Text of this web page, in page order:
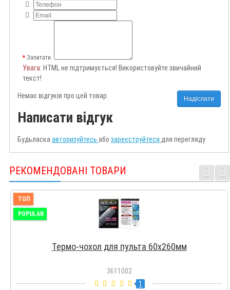
Запитати:
Увага: HTML не підтримується! Використовуйте звичайний
текст!
Надіслати
Немає відгуків про цей товар.
Написати відгук
Будьласка авторизуйтесь або зареєструйтеся для перегляду
РЕКОМЕНДОВАНІ ТОВАРИ
ТОП
POPULAR
Термо-чохол для пульта 60х260мм
3611002
1